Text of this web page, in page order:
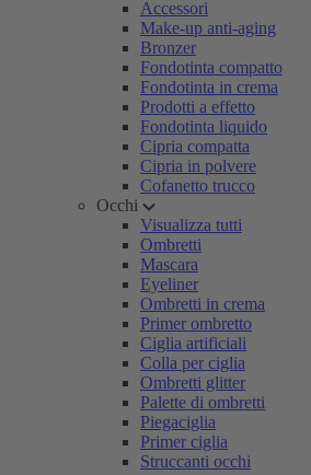
Accessori
Make-up anti-aging
Bronzer
Fondotinta compatto
Fondotinta in crema
Prodotti a effetto
Fondotinta liquido
Cipria compatta
Cipria in polvere
Cofanetto trucco
Occhi
Visualizza tutti
Ombretti
Mascara
Eyeliner
Ombretti in crema
Primer ombretto
Ciglia artificiali
Colla per ciglia
Ombretti glitter
Palette di ombretti
Piegaciglia
Primer ciglia
Struccanti occhi